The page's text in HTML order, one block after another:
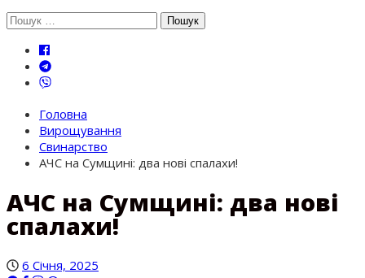
Шукати:
Головна
Вирощування
Свинарство
АЧС на Сумщині: два нові спалахи!
АЧС на Сумщині: два нові
спалахи!
6 Січня, 2025